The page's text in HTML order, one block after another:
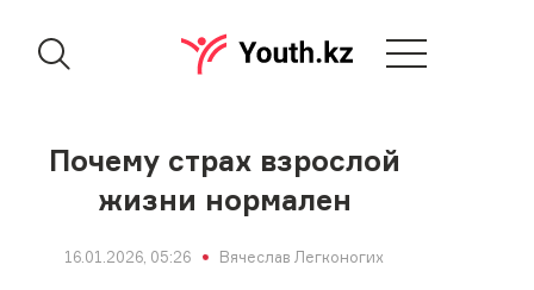
Почему страх взрослой
жизни нормален
16.01.2026, 05:26 Вячеслав Легконогих